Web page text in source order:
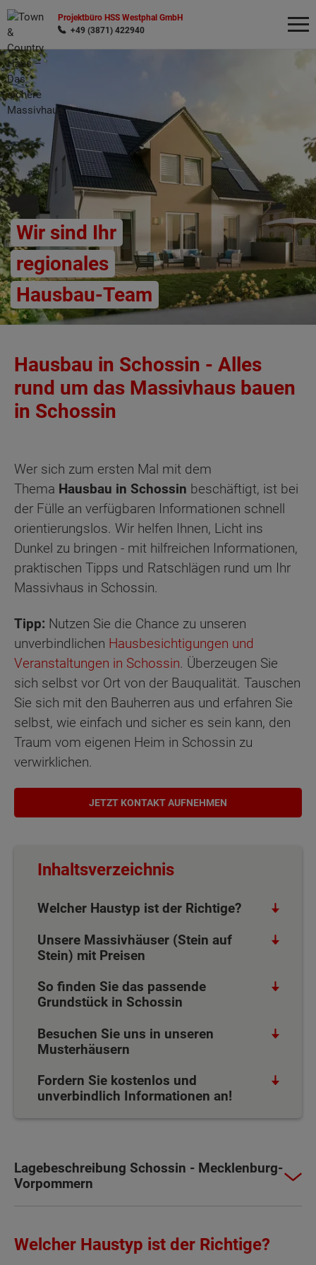
Projektbüro HSS Westphal GmbH
+49 (3871) 422940
Wir sind Ihr
regionales
Hausbau-Team
Hausbau in Schossin - Alles
rund um das Massivhaus bauen
in Schossin
Wer sich zum ersten Mal mit dem
Thema Hausbau in Schossin beschäftigt, ist bei
der Fülle an verfügbaren Informationen schnell
orientierungslos. Wir helfen Ihnen, Licht ins
Dunkel zu bringen - mit hilfreichen Informationen,
praktischen Tipps und Ratschlägen rund um Ihr
Massivhaus in Schossin.
Tipp: Nutzen Sie die Chance zu unseren
unverbindlichen Hausbesichtigungen und
Veranstaltungen in Schossin. Überzeugen Sie
sich selbst vor Ort von der Bauqualität. Tauschen
Sie sich mit den Bauherren aus und erfahren Sie
selbst, wie einfach und sicher es sein kann, den
Traum vom eigenen Heim in Schossin zu
verwirklichen.
JETZT KONTAKT AUFNEHMEN
Inhaltsverzeichnis
Welcher Haustyp ist der Richtige?
Unsere Massivhäuser (Stein auf
Stein) mit Preisen
So finden Sie das passende
Grundstück in Schossin
Besuchen Sie uns in unseren
Musterhäusern
Fordern Sie kostenlos und
unverbindlich Informationen an!
Lagebeschreibung Schossin - Mecklenburg-
Vorpommern
Welcher Haustyp ist der Richtige?
Wonach möchten Sie suchen?